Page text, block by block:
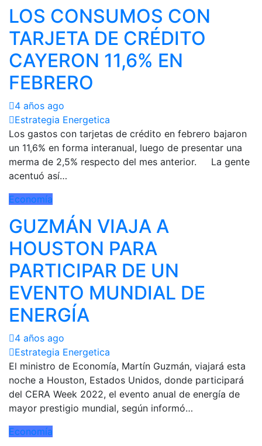
LOS CONSUMOS CON
TARJETA DE CRÉDITO
CAYERON 11,6% EN
FEBRERO
4 años ago
Estrategia Energetica
Los gastos con tarjetas de crédito en febrero bajaron
un 11,6% en forma interanual, luego de presentar una
merma de 2,5% respecto del mes anterior. La gente
acentuó así…
Economía
GUZMÁN VIAJA A
HOUSTON PARA
PARTICIPAR DE UN
EVENTO MUNDIAL DE
ENERGÍA
4 años ago
Estrategia Energetica
El ministro de Economía, Martín Guzmán, viajará esta
noche a Houston, Estados Unidos, donde participará
del CERA Week 2022, el evento anual de energía de
mayor prestigio mundial, según informó…
Economía